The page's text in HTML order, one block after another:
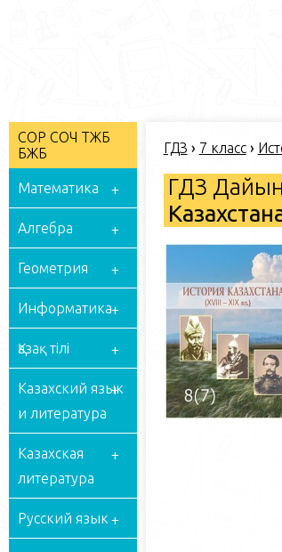
СОР СОЧ ТЖБ
БЖБ
Математика
Алгебра
Геометрия
Информатика
Қазақ тілі
Казахский язык
и литература
Казахская
литература
Русский язык
ГДЗ › 7 класс›
ГДЗ